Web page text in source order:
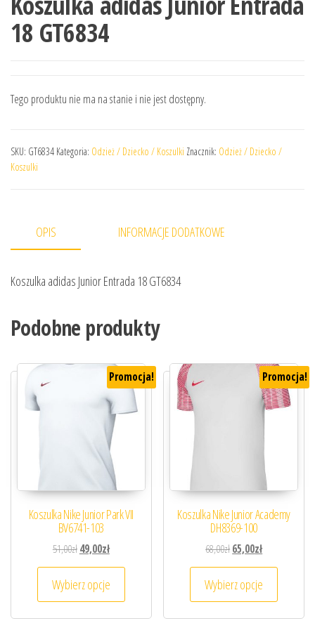
18 GT6834
Tego produktu nie ma na stanie i nie jest dostępny.
SKU: GT6834 Kategoria: Odzież / Dziecko / Koszulki Znacznik: Odzież / Dziecko /
Koszulki
OPIS INFORMACJE DODATKOWE
Koszulka adidas Junior Entrada 18 GT6834
Podobne produkty
Promocja!
Koszulka Nike Junior Park VII
BV6741-103
51,00złPierwotna cena wynosiła: 51,00zł.
49,00złAktualna cena wynosi: 49,00zł.
Wybierz opcje
Ten produkt ma wiele wariantów. Opcje
Promocja!
Koszulka Nike Junior Academy
DH8369-100
68,00złPierwotna cena
65,00złAktualna cena
Wybierz opcje
Ten